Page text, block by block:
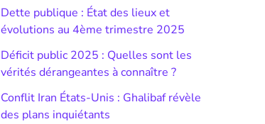
Dette publique : État des lieux et
évolutions au 4ème trimestre 2025
Déficit public 2025 : Quelles sont les
vérités dérangeantes à connaître ?
Conflit Iran États-Unis : Ghalibaf révèle
des plans inquiétants